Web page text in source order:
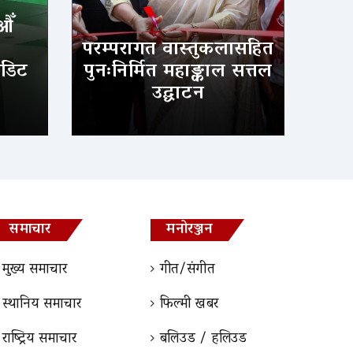
परम्परागत वास्तुकलासहित
पुनःनिर्मित महाङ्काल सत्तल
उद्घाटन
समाचार
मुख्य समाचार
स्थानिय समाचार
राष्ट्रिय समाचार
मनोरञ्जन
गीत/संगीत
फिल्मी खबर
बलिउड / हलिउड